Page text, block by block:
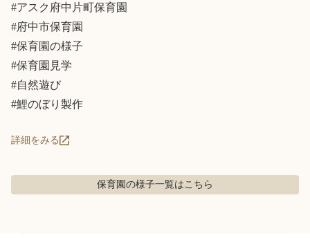
#アスク府中片町保育園
#府中市保育園
#保育園の様子
#保育園見学
#自然遊び
#鯉のぼり製作
詳細をみる
保育園の様子一覧はこちら